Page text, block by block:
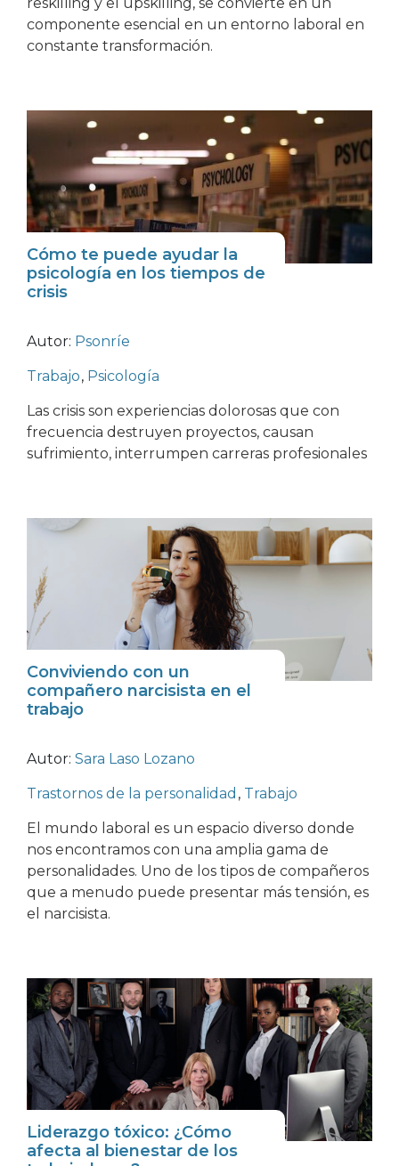
componente esencial en un entorno laboral en
constante transformación.
Cómo te puede ayudar la
psicología en los tiempos de
crisis
Autor: Psonríe
Trabajo, Psicología
Las crisis son experiencias dolorosas que con
frecuencia destruyen proyectos, causan
sufrimiento, interrumpen carreras profesionales
Conviviendo con un
compañero narcisista en el
trabajo
Autor: Sara Laso Lozano
Trastornos de la personalidad, Trabajo
El mundo laboral es un espacio diverso donde
nos encontramos con una amplia gama de
personalidades. Uno de los tipos de compañeros
que a menudo puede presentar más tensión, es
el narcisista.
Liderazgo tóxico: ¿Cómo
afecta al bienestar de los